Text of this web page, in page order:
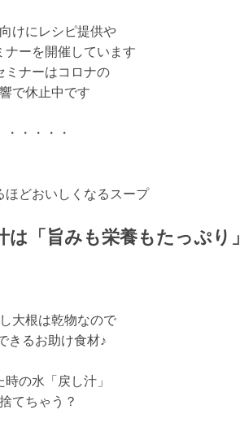
けにレシピ提供や
ナーを開催しています
ミナーはコロナの
で休止中です
・・・・・
ほどおいしくなるスープ
「旨みも栄養もたっぷり」
大根は乾物なので
きるお助け食材♪
時の水「戻し汁」
捨てちゃう？